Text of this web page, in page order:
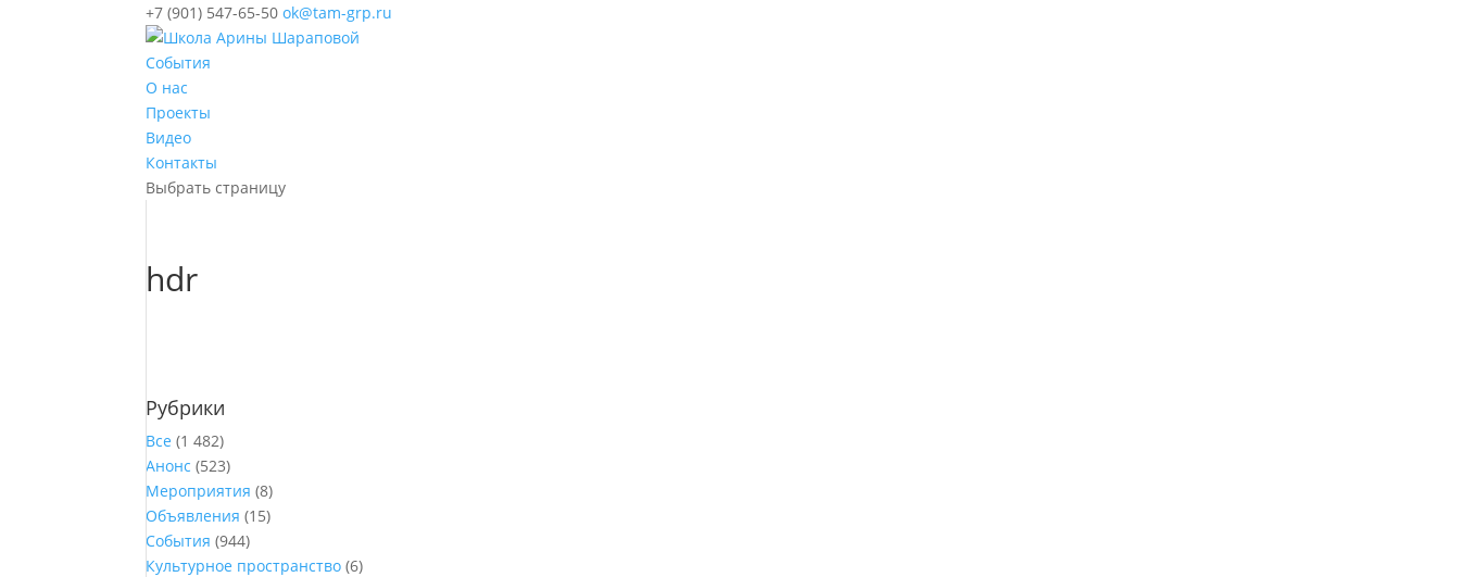
+7 (901) 547-65-50 ok@tam-grp.ru
События
О нас
Проекты
Видео
Контакты
Выбрать страницу
hdr
Рубрики
Все (1 482)
Анонс (523)
Мероприятия (8)
Объявления (15)
События (944)
Культурное пространство (6)